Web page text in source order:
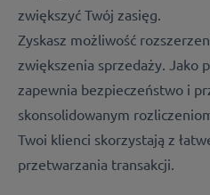
zwiększyć Twój zasięg.
Zyskasz możliwość
zwiększenia sprzedaży. Jako
zapewnia bezpieczeństwo i
skonsolidowanym
Twoi klienci skorzystają z
przetwarzania transakcji.